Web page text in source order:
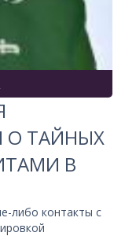
О ТАЙНЫХ
В
либо контакты с